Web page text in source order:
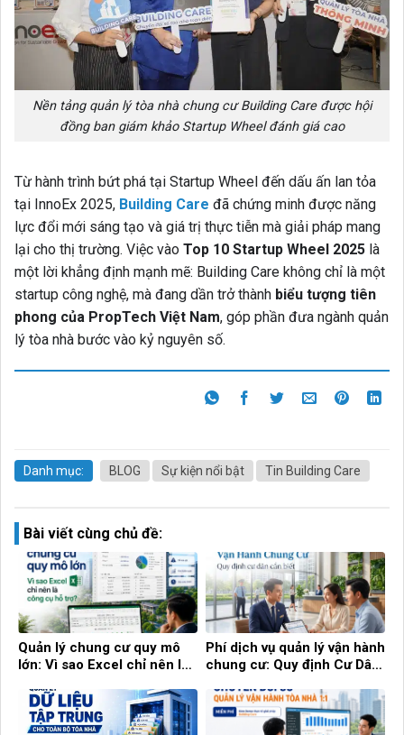
Nền tảng quản lý tòa nhà chung cư Building Care được hội
đồng ban giám khảo Startup Wheel đánh giá cao
Từ hành trình bứt phá tại Startup Wheel đến dấu ấn lan tỏa
tại InnoEx 2025, Building Care đã chứng minh được năng
lực đổi mới sáng tạo và giá trị thực tiễn mà giải pháp mang
lại cho thị trường. Việc vào Top 10 Startup Wheel 2025 là
một lời khẳng định mạnh mẽ: Building Care không chỉ là một
startup công nghệ, mà đang dần trở thành biểu tượng tiên
phong của PropTech Việt Nam, góp phần đưa ngành quản
lý tòa nhà bước vào kỷ nguyên số.
Danh mục: BLOG Sự kiện nổi bật Tin Building Care
Bài viết cùng chủ đề:
Quản lý chung cư quy mô
lớn: Vì sao Excel chỉ nên là
Phí dịch vụ quản lý vận hành
chung cư: Quy định Cư Dân